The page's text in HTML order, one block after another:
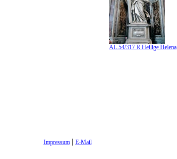
AL.54/317 R Heilige Helena
Impressum| E-Mail